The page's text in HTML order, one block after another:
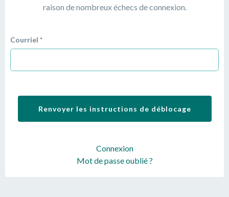
raison de nombreux échecs de connexion.
Courriel
Connexion
Mot de passe oublié ?